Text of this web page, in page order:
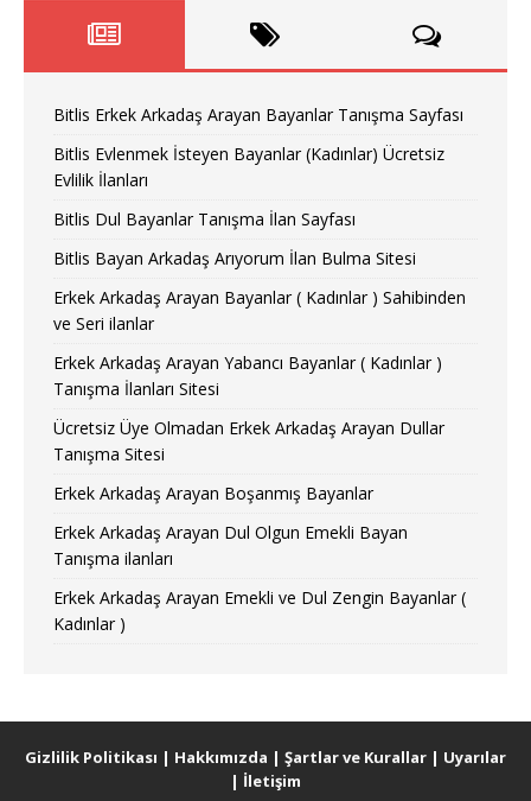
Bitlis Erkek Arkadaş Arayan Bayanlar Tanışma Sayfası
Bitlis Evlenmek İsteyen Bayanlar (Kadınlar) Ücretsiz
Evlilik İlanları
Bitlis Dul Bayanlar Tanışma İlan Sayfası
Bitlis Bayan Arkadaş Arıyorum İlan Bulma Sitesi
Erkek Arkadaş Arayan Bayanlar ( Kadınlar ) Sahibinden
ve Seri ilanlar
Erkek Arkadaş Arayan Yabancı Bayanlar ( Kadınlar )
Tanışma İlanları Sitesi
Ücretsiz Üye Olmadan Erkek Arkadaş Arayan Dullar
Tanışma Sitesi
Erkek Arkadaş Arayan Boşanmış Bayanlar
Erkek Arkadaş Arayan Dul Olgun Emekli Bayan
Tanışma ilanları
Erkek Arkadaş Arayan Emekli ve Dul Zengin Bayanlar (
Kadınlar )
Gizlilik Politikası | Hakkımızda | Şartlar ve Kurallar | Uyarılar
| İletişim